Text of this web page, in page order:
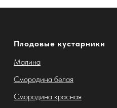
Плодовые кустарники
Малина
Смородина белая
Смородина красная